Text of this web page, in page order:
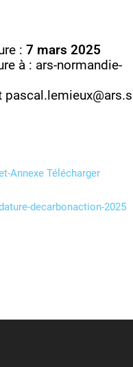
: 7 mars 2025
à : ars-normandie-
Annexe Télécharger
decarbonaction-2025